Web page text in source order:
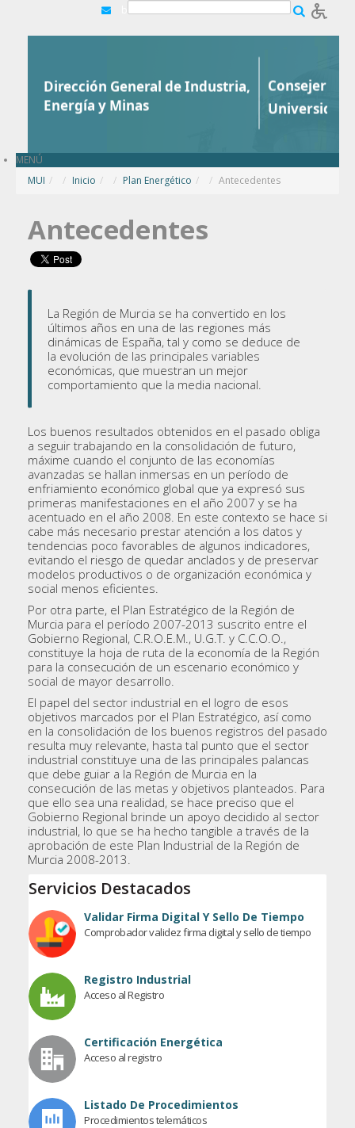
MENÚ
MUI / Inicio / Plan Energético / Antecedentes
Antecedentes
La Región de Murcia se ha convertido en los
últimos años en una de las regiones más
dinámicas de España, tal y como se deduce de
la evolución de las principales variables
económicas, que muestran un mejor
comportamiento que la media nacional.
Los buenos resultados obtenidos en el pasado obliga
a seguir trabajando en la consolidación de futuro,
máxime cuando el conjunto de las economías
avanzadas se hallan inmersas en un período de
enfriamiento económico global que ya expresó sus
primeras manifestaciones en el año 2007 y se ha
acentuado en el año 2008. En este contexto se hace si
cabe más necesario prestar atención a los datos y
tendencias poco favorables de algunos indicadores,
evitando el riesgo de quedar anclados y de preservar
modelos productivos o de organización económica y
social menos eficientes.
Por otra parte, el Plan Estratégico de la Región de
Murcia para el período 2007-2013 suscrito entre el
Gobierno Regional, C.R.O.E.M., U.G.T. y C.C.O.O.,
constituye la hoja de ruta de la economía de la Región
para la consecución de un escenario económico y
social de mayor desarrollo.
El papel del sector industrial en el logro de esos
objetivos marcados por el Plan Estratégico, así como
en la consolidación de los buenos registros del pasado
resulta muy relevante, hasta tal punto que el sector
industrial constituye una de las principales palancas
que debe guiar a la Región de Murcia en la
consecución de las metas y objetivos planteados. Para
que ello sea una realidad, se hace preciso que el
Gobierno Regional brinde un apoyo decidido al sector
industrial, lo que se ha hecho tangible a través de la
aprobación de este Plan Industrial de la Región de
Murcia 2008-2013.
Servicios Destacados
Validar Firma Digital Y Sello De Tiempo
Comprobador validez firma digital y sello de tiempo
Registro Industrial
Acceso al Registro
Certificación Energética
Acceso al registro
Listado De Procedimientos
Procedimientos telemáticos